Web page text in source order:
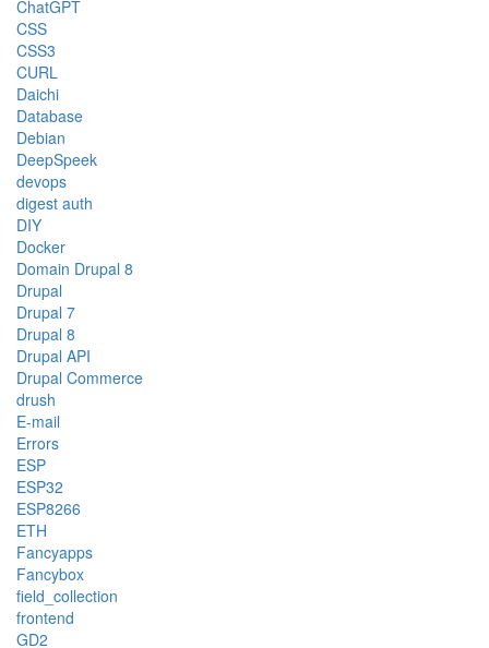
ChatGPT
CSS
CSS3
CURL
Daichi
Database
Debian
DeepSpeek
devops
digest auth
DIY
Docker
Domain Drupal 8
Drupal
Drupal 7
Drupal 8
Drupal API
Drupal Commerce
drush
E-mail
Errors
ESP
ESP32
ESP8266
ETH
Fancyapps
Fancybox
field_collection
frontend
GD2